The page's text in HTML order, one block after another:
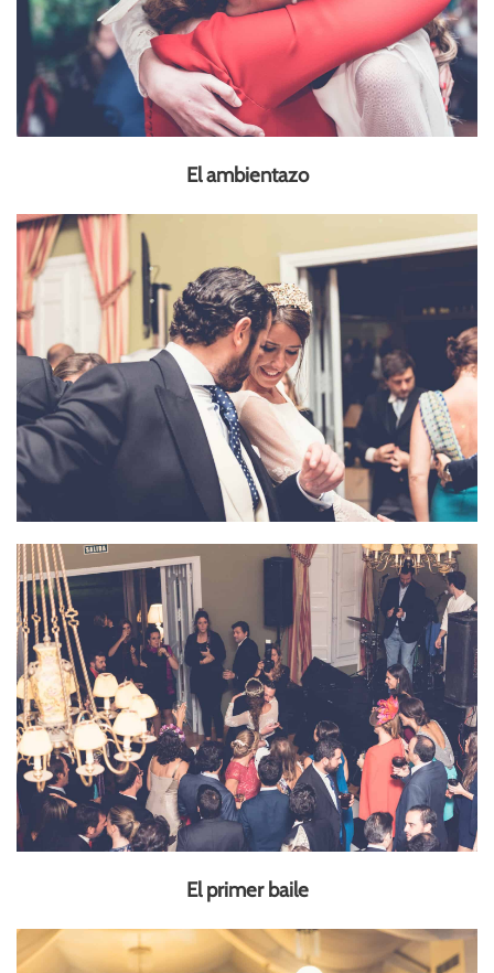
El ambientazo
El primer baile